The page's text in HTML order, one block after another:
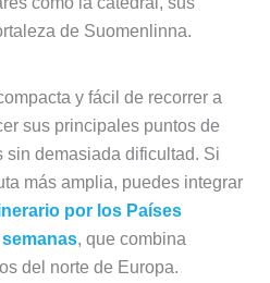
de Suomenlinna.
y fácil de recorrer a
sus principales puntos de
sin demasiada dificultad. Si
más amplia, puedes integrar
por los Países
, que combina
del norte de Europa.